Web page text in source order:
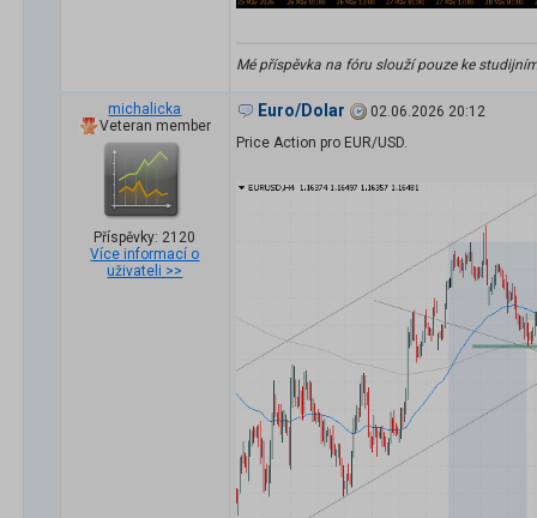
Mé příspěvka na fóru slouží pouze ke
michalicka
Veteran member
Příspěvky: 2120
Více informací o
uživateli >>
Euro/Dolar
02.06.2026 20:12
Price Action pro EUR/USD.